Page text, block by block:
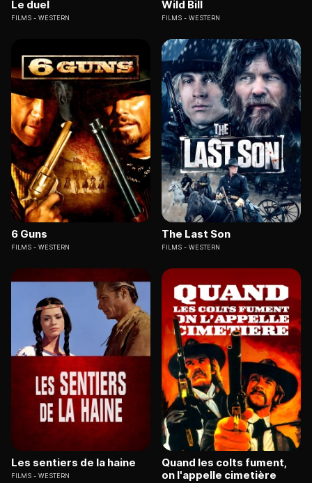
Le duel
FILMS WESTERN
Wild Bill
FILMS WESTERN
6 Guns
FILMS WESTERN
The Last Son
FILMS WESTERN
Les sentiers de la haine
FILMS WESTERN
Quand les colts fument,
on l'appelle cimetière